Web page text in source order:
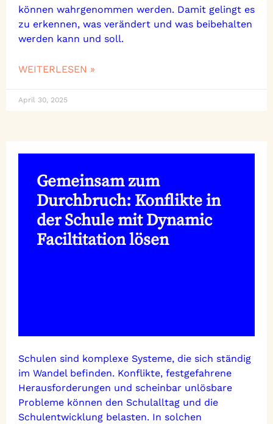
können wahrgenommen werden. Damit gelingt es
zu erkennen, was verändert und was beibehalten
werden kann und soll.
WEITERLESEN »
April 30, 2025
Gemeinsam zum
Durchbruch: Konflikte in
der Schule mit Dynamic
Faciltitation lösen
Schulen sind komplexe Systeme, die sich ständig
im Wandel befinden. Konflikte, festgefahrene
Herausforderungen und scheinbar unlösbare
Probleme können den Schulalltag und die
Schulentwicklung belasten. In solchen